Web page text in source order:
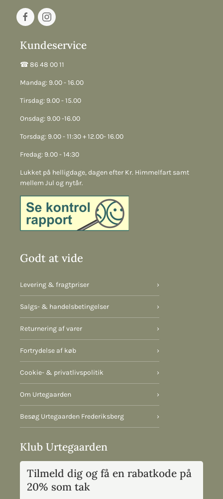
Kundeservice
☎︎ 86 48 00 11
Mandag: 9.00 - 16.00
Tirsdag: 9.00 - 15.00
Onsdag: 9.00 -16.00
Torsdag: 9.00 - 11:30 + 12.00- 16.00
Fredag: 9.00 - 14:30
Lukket på helligdage, dagen efter Kr. Himmelfart samt
mellem Jul og nytår.
Godt at vide
Levering & fragtpriser ›
Salgs- & handelsbetingelser ›
Returnering af varer ›
Fortrydelse af køb ›
Cookie- & privatlivspolitik ›
Om Urtegaarden ›
Besøg Urtegaarden Frederiksberg ›
Klub Urtegaarden
Tilmeld dig og få en rabatkode på
20% som tak